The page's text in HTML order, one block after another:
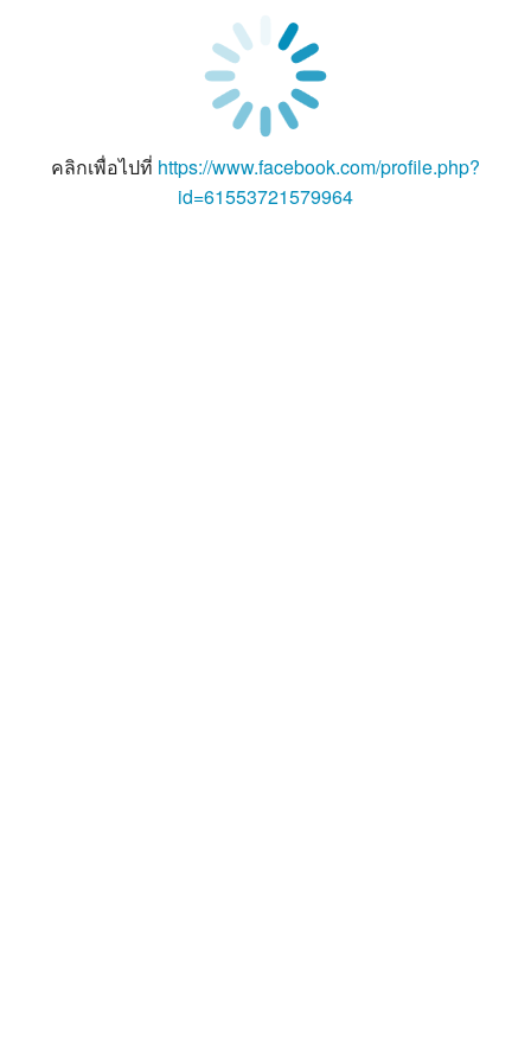
คลิกเพื่อไปที่ https://www.facebook.com/profile.php?
id=61553721579964